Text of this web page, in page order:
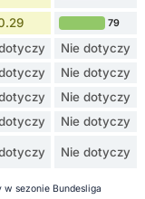
79
Nie dotyczy
Nie dotyczy
Nie dotyczy
Nie dotyczy
Nie dotyczy
w sezonie Bundesliga